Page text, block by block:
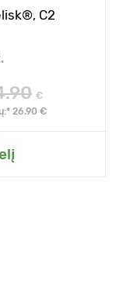
C2
€
26.90 €